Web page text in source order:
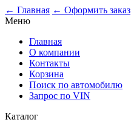
← Главная ← Оформить заказ
Меню
Главная
О компании
Контакты
Корзина
Поиск по автомобилю
Запрос по VIN
Каталог